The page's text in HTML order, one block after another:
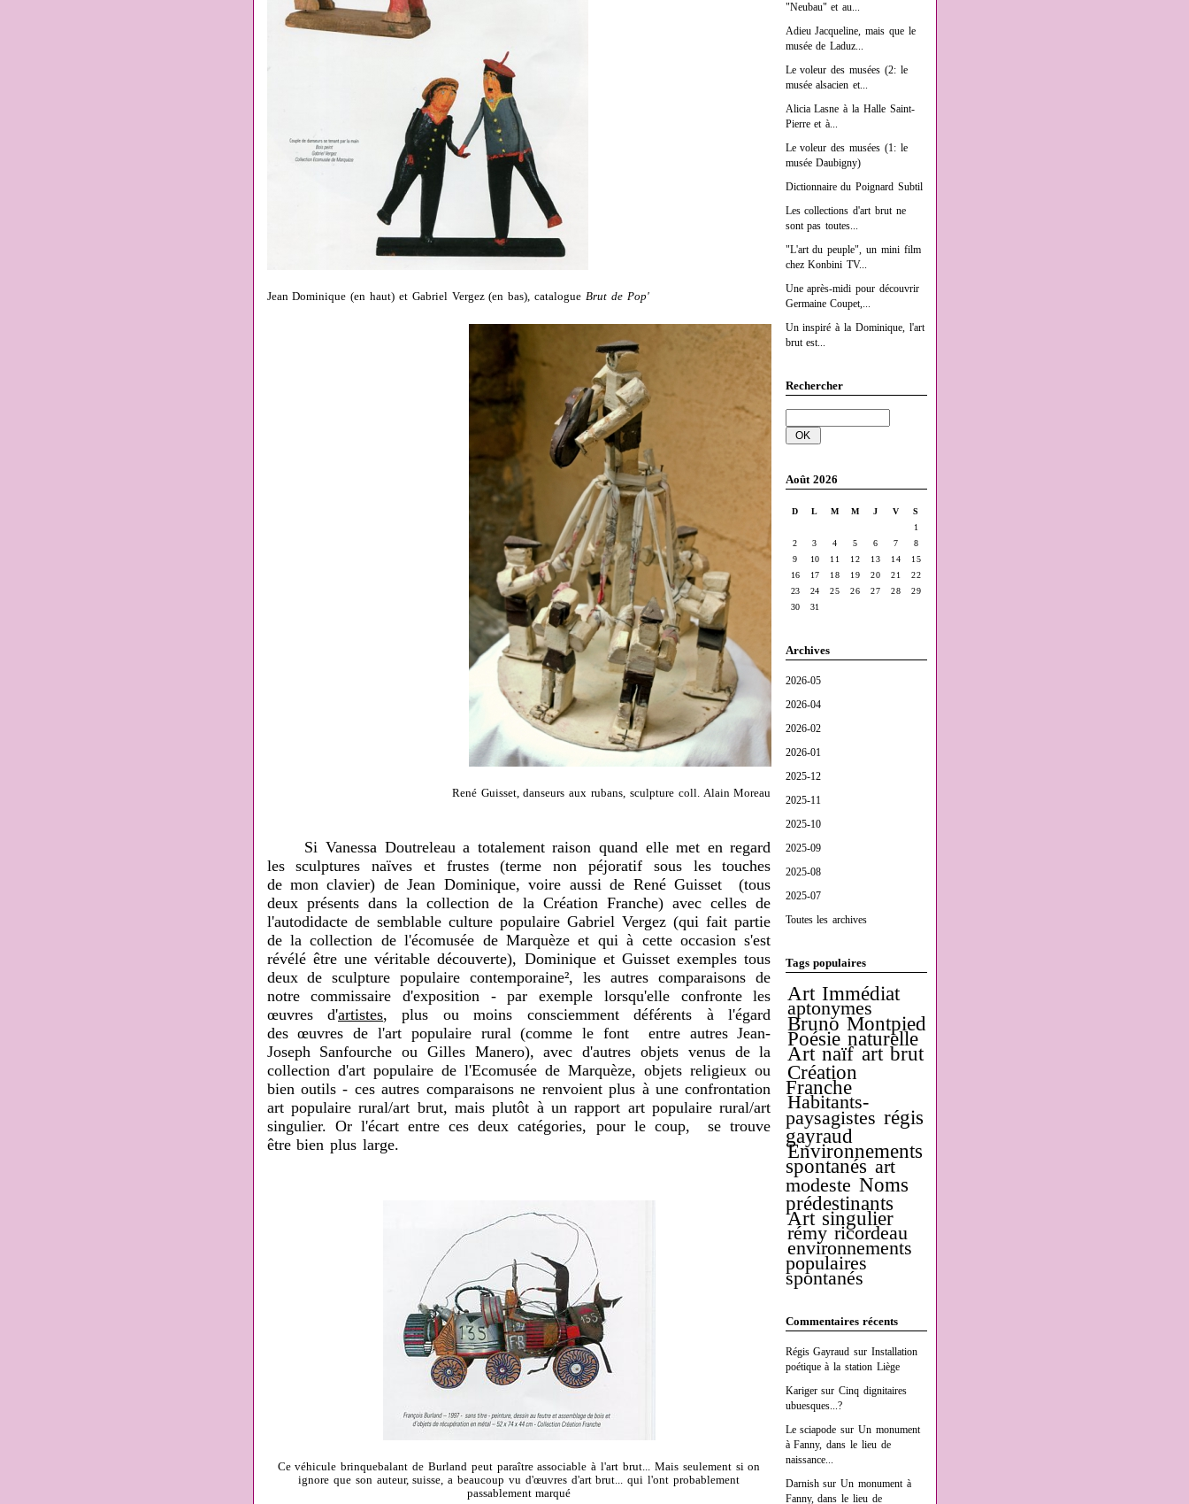
"Neubau" et au...
Adieu Jacqueline, mais que le
musée de Laduz...
Le voleur des musées (2: le
musée alsacien et...
Alicia Lasne à la Halle Saint-
Pierre et à...
Le voleur des musées (1: le
musée Daubigny)
Dictionnaire du Poignard Subtil
Les collections d'art brut ne
sont pas toutes...
"L'art du peuple", un mini film
chez Konbini TV...
Une après-midi pour découvrir
Germaine Coupet,...
Un inspiré à la Dominique, l'art
brut est...
Rechercher
Août 2026
D L M M J V
S
1
2
3 4 5 6 7
8
9
10 11 12 13 14
15
16
17 18 19 20 21
22
23
24 25 26 27 28
29
30
31
Archives
2026-05
2026-04
2026-02
2026-01
2025-12
2025-11
2025-10
2025-09
2025-08
2025-07
Toutes les archives
Tags populaires
Art Immédiat
aptonymes
Bruno Montpied
Poésie naturelle
Art naïf art brut
Création
Franche
Habitants-
paysagistes régis
gayraud
Environnements
spontanés art
modeste Noms
prédestinants
Art singulier
rémy ricordeau
environnements
populaires
spontanés
Commentaires récents
Régis Gayraud surInstallation
poétique à la station Liège
KarigersurCinq dignitaires
ubuesques...?
Le sciapode surUn monument
à Fanny, dans le lieu de
naissance...
DarnishsurUn monument à
Fanny, dans le lieu de
Jean Dominique (en haut) et Gabriel Vergez (en bas), catalogue Brut de Pop'
René Guisset, danseurs aux rubans, sculpture coll. Alain Moreau
Si Vanessa Doutreleau a totalement raison quand elle met en regard
les sculptures naïves et frustes (terme non péjoratif sous les touches
de mon clavier) de Jean Dominique, voire aussi de René Guisset (tous
deux présents dans la collection de la Création Franche) avec celles de
l'autodidacte de semblable culture populaire Gabriel Vergez (qui fait partie
de la collection de l'écomusée de Marquèze et qui à cette occasion s'est
révélé être une véritable découverte), Dominique et Guisset exemples tous
deux de sculpture populaire contemporaine², les autres comparaisons de
notre commissaire d'exposition - par exemple lorsqu'elle confronte les
œuvres d'artistes, plus ou moins consciemment déférents à l'égard
des œuvres de l'art populaire rural (comme le font entre autres Jean-
Joseph Sanfourche ou Gilles Manero), avec d'autres objets venus de la
collection d'art populaire de l'Ecomusée de Marquèze, objets religieux ou
bien outils - ces autres comparaisons ne renvoient plus à une confrontation
art populaire rural/art brut, mais plutôt à un rapport art populaire rural/art
singulier. Or l'écart entre ces deux catégories, pour le coup, se trouve
être bien plus large.
Ce véhicule brinquebalant de Burland peut paraître associable à l'art brut... Mais seulement si on
ignore que son auteur, suisse, a beaucoup vu d'œuvres d'art brut... qui l'ont probablement
passablement marqué